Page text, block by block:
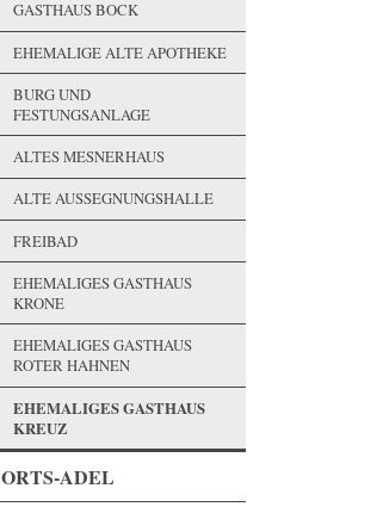
GASTHAUS BOCK
EHEMALIGE ALTE APOTHEKE
BURG UND
FESTUNGSANLAGE
ALTES MESNERHAUS
ALTE AUSSEGNUNGSHALLE
FREIBAD
EHEMALIGES GASTHAUS
KRONE
EHEMALIGES GASTHAUS
ROTER HAHNEN
EHEMALIGES GASTHAUS
KREUZ
ORTS-ADEL